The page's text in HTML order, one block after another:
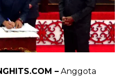
– Anggota